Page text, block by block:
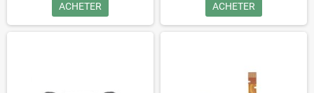
ACHETER ACHETER